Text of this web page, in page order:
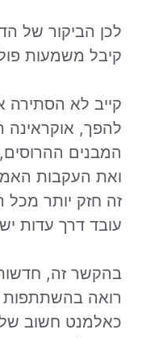
לכן הביקור של
קיבל משמעות
קייב לא
להפך, אוקראינה
המבנים
ואת העקבות
זה חזק יותר מכל
עובד דרך עדות
רואה בהשתתפות
כאלמנט חשוב של